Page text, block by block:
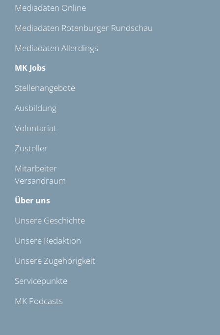
Mediadaten Online
Mediadaten Rotenburger Rundschau
Mediadaten Allerdings
MK Jobs
Stellenangebote
Ausbildung
Volontariat
Zusteller
Mitarbeiter
Versandraum
Über uns
Unsere Geschichte
Unsere Redaktion
Unsere Zugehörigkeit
Servicepunkte
MK Podcasts